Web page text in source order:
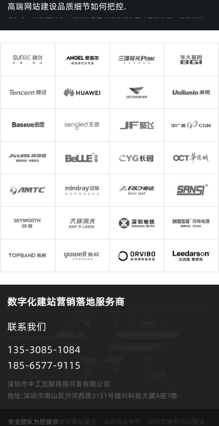
高端网站建设品质细节如何把控.
现如今，互联网时代，"高端" 是网站建设行业里被用滥的词，但真正能
做到高端水准的项目少之又少。很多人对高端的理解停留在 "视觉好看"
网站建设公司哪家好从业十年真心话.
个问题我每次都得犹豫一下。不是因为我不知道答案，而是因为这个问
题本身就问错了。在这个行业干了十年，见过大大小小上百家建站公
匹配"。但这不代表没有判断标准，今天就说点行业里没人愿意讲的真
企业网站建设如何突破同质化实现价值升级.
美，完全套用通用模板，没有结合企业行业属性、业务产品、客户群体
2026-08-05 了解详情
数字化建站营销落地服务商
联系我们
135-3085-1084
185-6577-9115
深圳市中工互联网络开发有限公司
地址:深圳市南山区沙河西路3151号健兴科技大厦A座7楼.
专业团队为您提供深圳网站建设、深圳网站制作、深圳营销型网站建设、